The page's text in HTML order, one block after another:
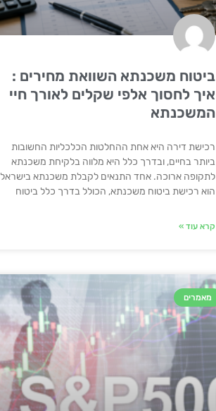
ביטוח משכנתא השוואת מחירים :
איך לחסוך אלפי שקלים לאורך חיי
המשכנתא
רכישת דירה היא אחת ההחלטות הכלכליות החשובות
ביותר בחיים, ובדרך כלל היא מלווה בלקיחת משכנתא
לתקופה ארוכה. אחד התנאים לקבלת משכנתא בישראל
הוא רכישת ביטוח משכנתא, הכולל בדרך כלל ביטוח
קרא עוד »
מאמרים